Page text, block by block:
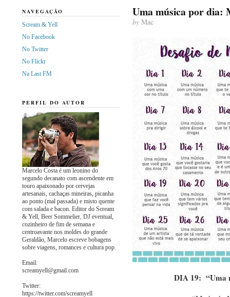
Uma música por dia:
byMac
DIA 19: “Uma
NAVEGAÇÃO
Scream & Yell
No Facebook
No Twitter
No Flickr
Na Last FM
PERFIL DO AUTOR
Marcelo Costa é um leonino do
segundo decanato com ascendente em
touro apaixonado por cervejas
artesanais, cachaças mineiras, picanha
ao ponto (mal passada) e misto quente
com salada e bacon. Editor do Scream
& Yell, Beer Sommelier, DJ eventual,
cozinheiro de fim de semana e
centroavante nos moldes do grande
Geraldão, Marcelo escreve bobagens
sobre viagens, romances e cultura pop.
Email:
screamyell@gmail.com
Twitter:
https://twitter.com/screamyell